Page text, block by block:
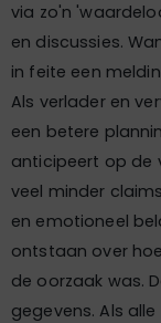
via zo'n
en discussies.
in feite een
Als verlader en
een betere
anticipeert op de
veel minder
en emotioneel
ontstaan over
de oorzaak was.
gegevens. Als